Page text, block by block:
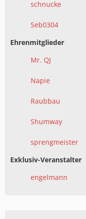
schnucke
Seb0304
Ehrenmitglieder
Mr. QJ
Napie
Raubbau
Shumway
sprengmeister
Exklusiv-Veranstalter
engelmann